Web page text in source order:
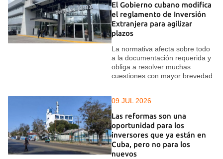
El Gobierno cubano modifica
el reglamento de Inversión
Extranjera para agilizar
plazos
La normativa afecta sobre todo
a la documentación requerida y
obliga a resolver muchas
cuestiones con mayor brevedad
09 JUL 2026
Las reformas son una
oportunidad para los
inversores que ya están en
Cuba, pero no para los
nuevos